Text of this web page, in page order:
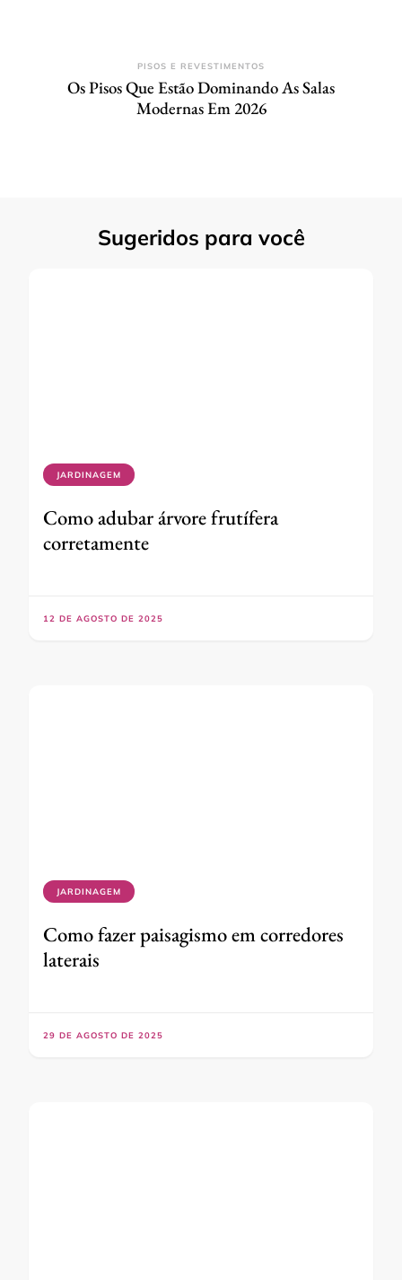
PISOS E REVESTIMENTOS
Os Pisos Que Estão Dominando As Salas
Modernas Em 2026
Sugeridos para você
JARDINAGEM
Como adubar árvore frutífera
corretamente
12 DE AGOSTO DE 2025
JARDINAGEM
Como fazer paisagismo em corredores
laterais
29 DE AGOSTO DE 2025